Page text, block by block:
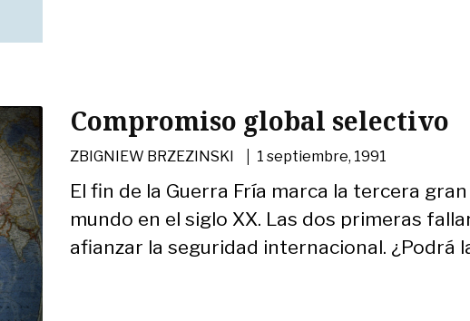
Compromiso global selectivo
ZBIGNIEW BRZEZINSKI | 1 septiembre, 1991
El fin de la Guerra Fría marca la tercera
mundo en el siglo XX. Las dos primeras
afianzar la seguridad internacional. ¿Podrá